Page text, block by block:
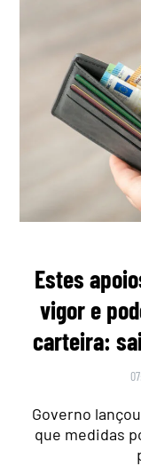
Estes
vigor e
carteira:
Governo
que medidas